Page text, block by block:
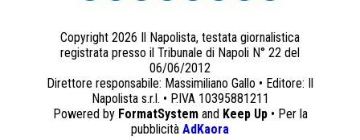
Copyright 2026 Il Napolista, testata giornalistica
registrata presso il Tribunale di Napoli N° 22 del
06/06/2012
Direttore responsabile: Massimiliano Gallo • Editore: Il
Napolista s.r.l. • P.IVA 10395881211
Powered by FormatSystemand Keep Up• Per la
pubblicità AdKaora